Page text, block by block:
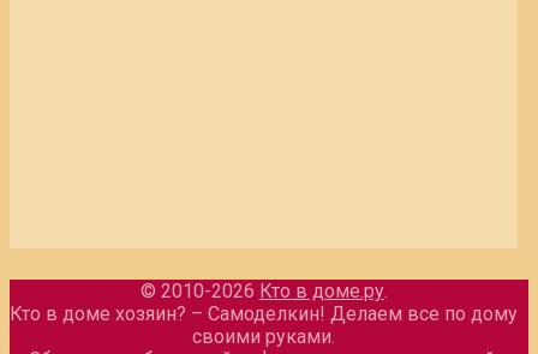
© 2010-2026 Кто в доме.ру.
Кто в доме хозяин? – Самоделкин! Делаем все по дому
своими руками.